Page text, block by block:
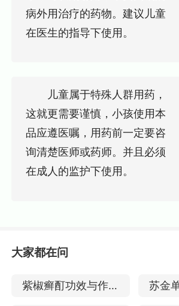
病外用治疗的药物。建议儿童
在医生的指导下使用。
儿童属于特殊人群用药，
这就更需要谨慎，小孩使用本
品应遵医嘱，用药前一定要咨
询清楚医师或药师。并且必须
在成人的监护下使用。
大家都在问
紫椒癣酊功效与作用
苏金